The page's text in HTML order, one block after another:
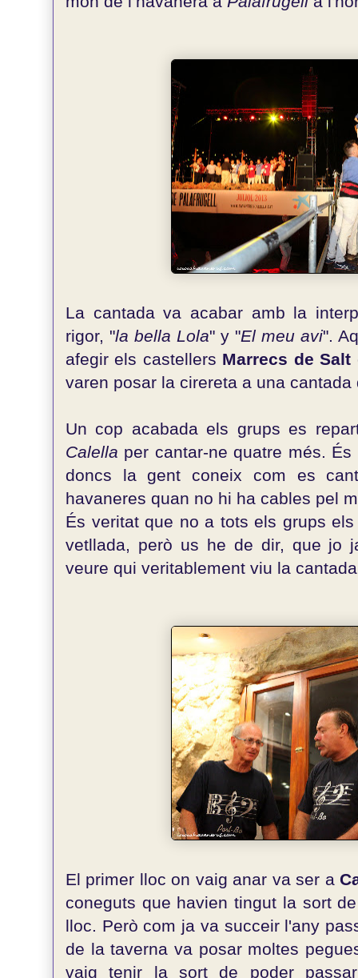
La cantada va acabar amb la
rigor, "la bella Lola" y "El meu avi".
afegir els castellers Marrecs de Salt
varen posar la cirereta a una
Un cop acabada els grups es
Calella per cantar-ne quatre més.
doncs la gent coneix com es
havaneres quan no hi ha cables pel
És veritat que no a tots els grups
vetllada, però us he de dir, que jo
veure qui veritablement viu la
El primer lloc on vaig anar va ser a
coneguts que havien tingut la sort
lloc. Però com ja va succeir l'any
de la taverna va posar moltes
vaig tenir la sort de poder